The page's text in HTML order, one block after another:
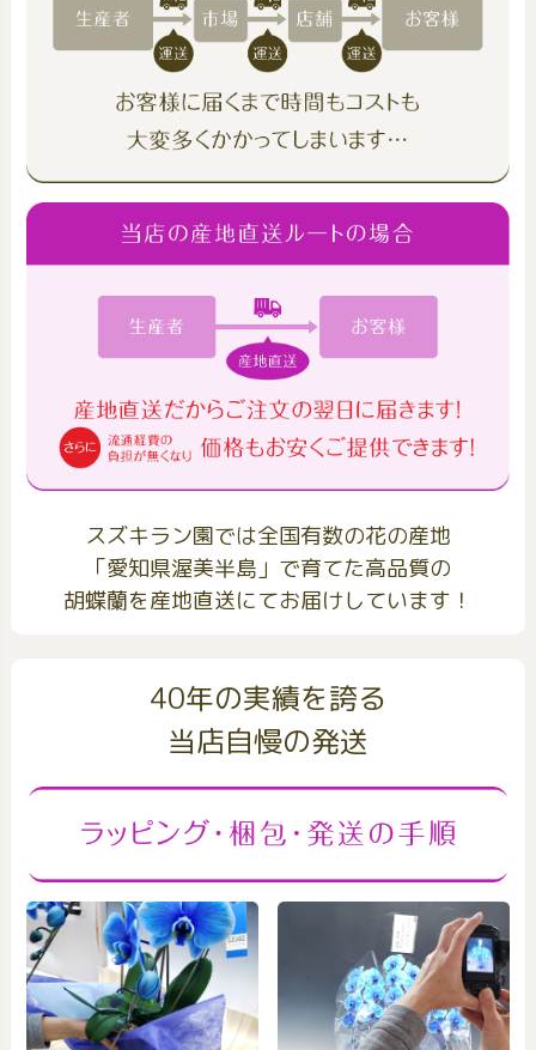
スズキラン園では全国有数の花の産地
「愛知県渥美半島」で育てた高品質の
胡蝶蘭を産地直送にてお届けしています！
40年の実績を誇る
当店自慢の発送